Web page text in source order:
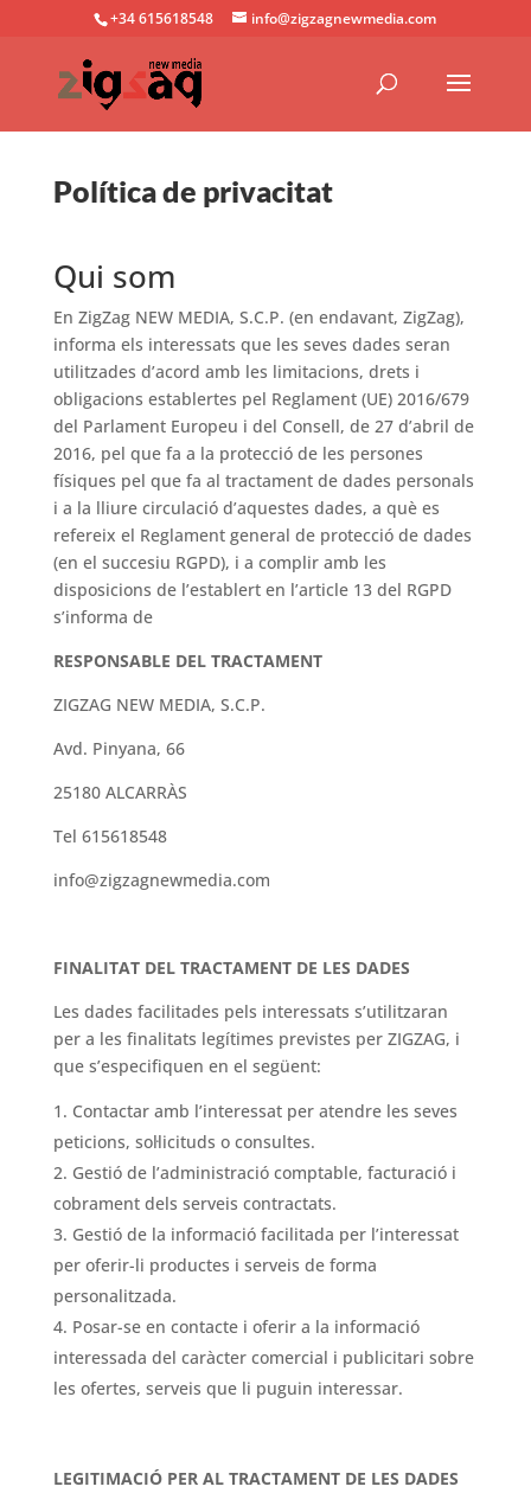
+34 615618548 info@zigzagnewmedia.com
Política de privacitat
Qui som
En ZigZag NEW MEDIA, S.C.P. (en endavant, ZigZag),
informa els interessats que les seves dades seran
utilitzades d’acord amb les limitacions, drets i
obligacions establertes pel Reglament (UE) 2016/679
del Parlament Europeu i del Consell, de 27 d’abril de
2016, pel que fa a la protecció de les persones
físiques pel que fa al tractament de dades personals
i a la lliure circulació d’aquestes dades, a què es
refereix el Reglament general de protecció de dades
(en el succesiu RGPD), i a complir amb les
disposicions de l’establert en l’article 13 del RGPD
s’informa de
RESPONSABLE DEL TRACTAMENT
ZIGZAG NEW MEDIA, S.C.P.
Avd. Pinyana, 66
25180 ALCARRÀS
Tel 615618548
info@zigzagnewmedia.com
FINALITAT DEL TRACTAMENT DE LES DADES
Les dades facilitades pels interessats s’utilitzaran
per a les finalitats legítimes previstes per ZIGZAG, i
que s’especifiquen en el següent:
Contactar amb l’interessat per atendre les seves
peticions, sol·licituds o consultes.
Gestió de l’administració comptable, facturació i
cobrament dels serveis contractats.
Gestió de la informació facilitada per l’interessat
per oferir-li productes i serveis de forma
personalitzada.
Posar-se en contacte i oferir a la informació
interessada del caràcter comercial i publicitari sobre
les ofertes, serveis que li puguin interessar.
LEGITIMACIÓ PER AL TRACTAMENT DE LES DADES